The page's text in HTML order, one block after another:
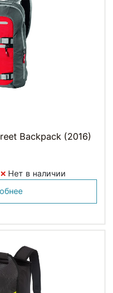
Backpack (2016)
Нет в наличии